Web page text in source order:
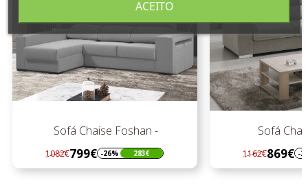
Sofá Chaise Foshan -
Regular
preço
1082€799€
Preço -26% 283€
Sofá
Regular
preço
1162€869€
Preço -
ACEITO